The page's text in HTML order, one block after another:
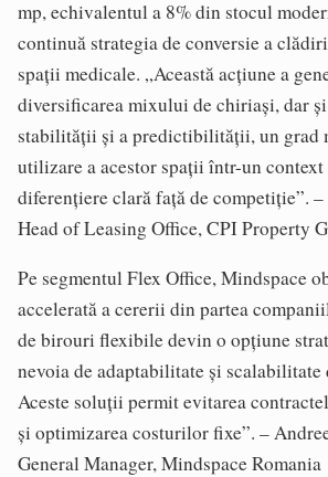
mp, echivalentul a 8% din stocul
continuă strategia de conversie a
spații medicale. „Această acțiune a
diversificarea mixului de chiriași, dar și
stabilității și a predictibilității, un grad
utilizare a acestor spații într-un
diferențiere clară față de competiție”.
Head of Leasing Office, CPI Property
Pe segmentul Flex Office, Mindspace
accelerată a cererii din partea
de birouri flexibile devin o opțiune
nevoia de adaptabilitate și scalabilitate
Aceste soluții permit evitarea
și optimizarea costurilor fixe”. –
General Manager, Mindspace Romania